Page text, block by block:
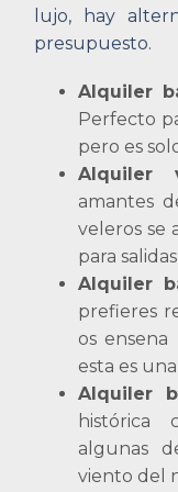
lujo, hay
presupuesto.
Alquiler
Perfecto
pero es
Alquiler
amantes
veleros se
para
Alquiler
prefieres
os ensena
esta es
Alquiler
histórica
algunas
viento del